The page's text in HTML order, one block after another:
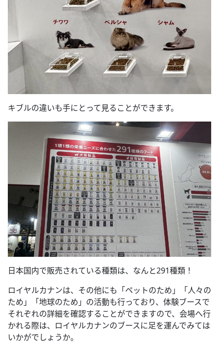
キブルの違いも手にとって見ることができます。
日本国内で販売されている種類は、なんと291種類！
ロイヤルカナンは、その他にも「ペットのため」「人々の
ため」「地球のため」の活動も行っており、体験ブースで
それぞれの詳細を確認することができますので、会場へ行
かれる際は、ロイヤルカナンのブースに足を運んでみては
いかがでしょうか。